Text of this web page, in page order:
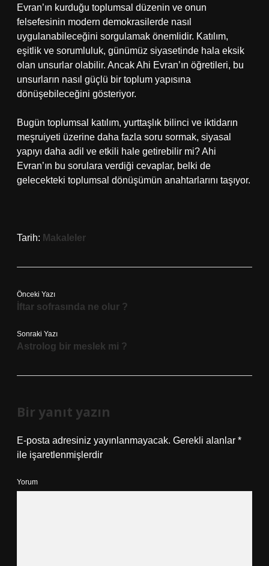
Evran’ın kurduğu toplumsal düzenin ve onun
felsefesinin modern demokrasilerde nasıl
uygulanabileceğini sorgulamak önemlidir. Katılım,
eşitlik ve sorumluluk, günümüz siyasetinde hala eksik
olan unsurlar olabilir. Ancak Ahi Evran’ın öğretileri, bu
unsurların nasıl güçlü bir toplum yapısına
dönüşebileceğini gösteriyor.
Bugün toplumsal katılım, yurttaşlık bilinci ve iktidarın
meşruiyeti üzerine daha fazla soru sormak, siyasal
yapıyı daha adil ve etkili hale getirebilir mi? Ahi
Evran’ın bu sorulara verdiği cevaplar, belki de
gelecekteki toplumsal dönüşümün anahtarlarını taşıyor.
Tarih: Makaleler
Önceki Yazı
İftar sofrasında ne olur ?
Sonraki Yazı
Astrolog bir meslek mi ?
Bir yanıt yazın
E-posta adresiniz yayınlanmayacak. Gerekli alanlar *
ile işaretlenmişlerdir
Yorum